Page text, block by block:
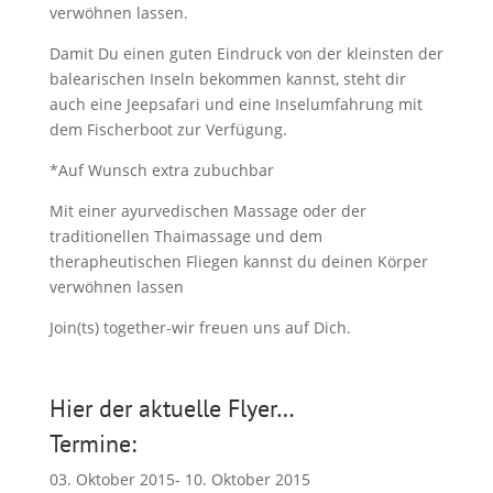
verwöhnen lassen.
Damit Du einen guten Eindruck von der kleinsten der
balearischen Inseln bekommen kannst, steht dir
auch eine Jeepsafari und eine Inselumfahrung mit
dem Fischerboot zur Verfügung.
*Auf Wunsch extra zubuchbar
Mit einer ayurvedischen Massage oder der
traditionellen Thaimassage und dem
therapheutischen Fliegen kannst du deinen Körper
verwöhnen lassen
Join(ts) together-wir freuen uns auf Dich.
Hier der aktuelle Flyer…
Termine:
03. Oktober 2015- 10. Oktober 2015